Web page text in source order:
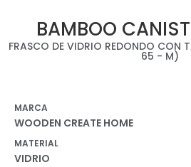
BAMBOO
FRASCO DE VIDRIO REDONDO CON
65 - M)
MARCA
WOODEN CREATE HOME
MATERIAL
VIDRIO